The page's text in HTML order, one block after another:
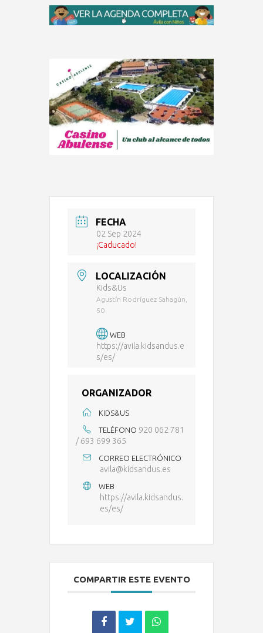
FECHA
02 Sep 2024
¡Caducado!
LOCALIZACIÓN
Kids&Us
Agustín Rodríguez Sahagún,
50
WEB
https://avila.kidsandus.e
s/es/
ORGANIZADOR
KIDS&US
TELÉFONO 920 062 781
/ 693 699 365
CORREO ELECTRÓNICO
avila@kidsandus.es
WEB
https://avila.kidsandus.
es/es/
COMPARTIR ESTE EVENTO